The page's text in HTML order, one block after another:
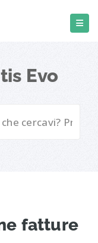
Evo
fatture